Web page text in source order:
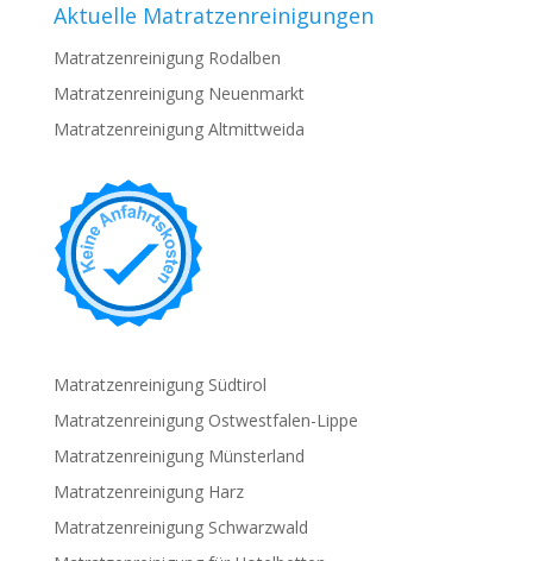
Aktuelle Matratzenreinigungen
Matratzenreinigung Rodalben
Matratzenreinigung Neuenmarkt
Matratzenreinigung Altmittweida
Matratzenreinigung Südtirol
Matratzenreinigung Ostwestfalen-Lippe
Matratzenreinigung Münsterland
Matratzenreinigung Harz
Matratzenreinigung Schwarzwald